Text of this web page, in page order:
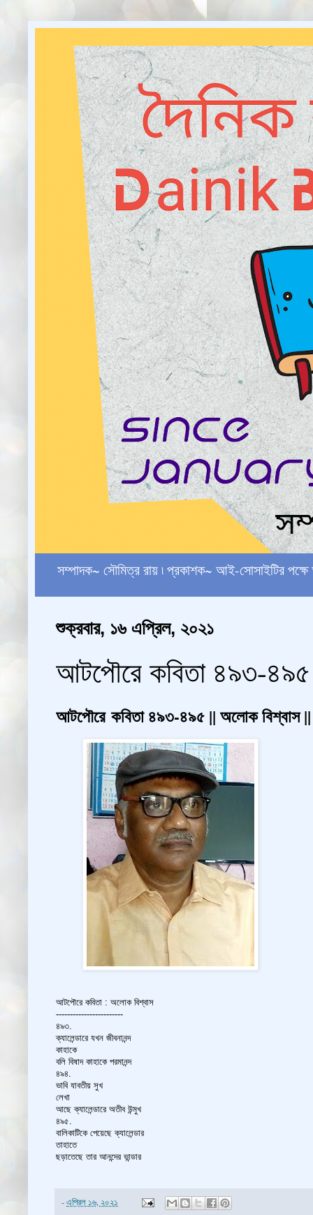
সম্পাদক~ সৌমিত্র রায় ৷ প্রকাশক~ আই-সোসাইটির
শুক্রবার, ১৬ এপ্রিল, ২০২১
আটপৌরে কবিতা ৪৯৩-
আটপৌরে কবিতা ৪৯৩-৪৯৫ || অলোক বিশ্বাস
আটপৌরে কবিতা : অলোক বিশ্বাস
------------------------
৪৯৩.
ক্যালেন্ডারে যখন জীবনানন্দ
কাহাকে
বলি বিষাদ কাহাকে পরমানন্দ
৪৯৪.
ভাবি যাবতীয় সুখ
লেখা
আছে ক্যালেন্ডারে অতীব উন্মুখ
৪৯৫.
বালিকাটিকে পেয়েছে ক্যালেন্ডার
তাহাতে
ছড়াতেছে তার আনন্দের ভান্ডার
-এপ্রিল ১৬, ২০২১